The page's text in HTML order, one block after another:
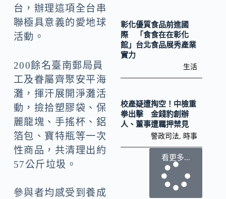
台，辦理這項全台串
聯極具意義的愛地球
活動。
200餘名臺南郵局員
工及眷屬齊聚安平海
灘，揮汗展開淨灘活
動，撿拾塑膠袋、保
麗龍塊、手搖杯、鋁
箔包、寶特瓶等一次
性商品，共清理出約
57公斤垃圾。
參與者均感受到養成
彰化優質食品前進國
際 「食食在在彰化
館」台北食品展秀產業
實力
生活
校產疑遭掏空！中檢重
拳出擊 金錢豹創辦
人、董事遭羈押禁見
警政司法 時事
看更多...